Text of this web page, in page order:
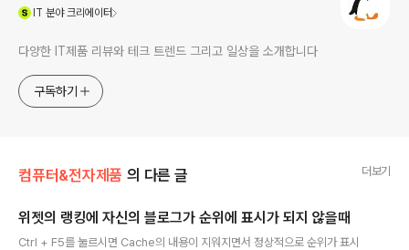
IT 분야 크리에이터
다양한 IT제품 리뷰와 테크 트렌드 그리고 일상을 소개합니다
구독하기
컴퓨터&전자제품 의 다른 글 더보기
위젯의 랭킹에 자신의 블로그가 순위에 표시가 되지 않을때
Ctrl + F5를 눌르시면 Cache의 내용이 지워지면서 정상적으로 순위가 표시